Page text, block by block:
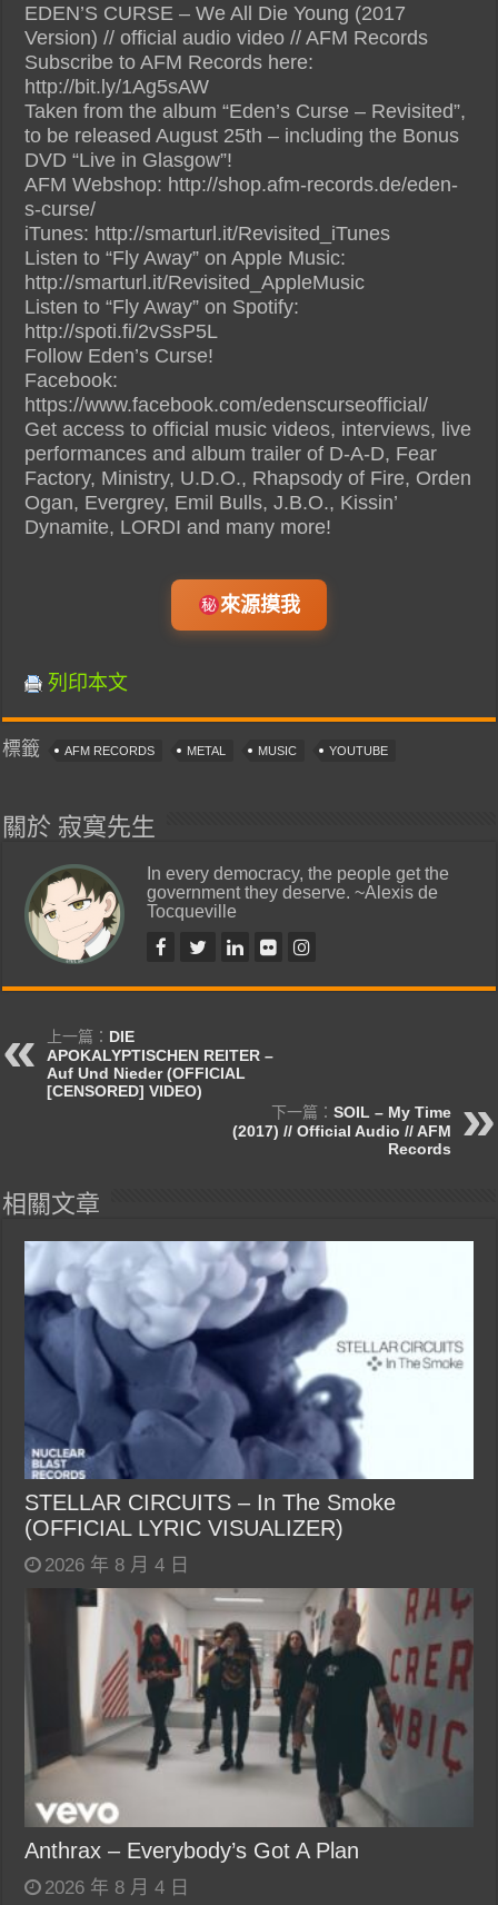
EDEN’S CURSE – We All Die Young (2017
Version) // official audio video // AFM Records
Subscribe to AFM Records here:
http://bit.ly/1Ag5sAW
Taken from the album “Eden’s Curse – Revisited”,
to be released August 25th – including the Bonus
DVD “Live in Glasgow”!
AFM Webshop: http://shop.afm-records.de/eden-
s-curse/
iTunes: http://smarturl.it/Revisited_iTunes
Listen to “Fly Away” on Apple Music:
http://smarturl.it/Revisited_AppleMusic
Listen to “Fly Away” on Spotify:
http://spoti.fi/2vSsP5L
Follow Eden’s Curse!
Facebook:
https://www.facebook.com/edenscurseofficial/
Get access to official music videos, interviews, live
performances and album trailer of D-A-D, Fear
Factory, Ministry, U.D.O., Rhapsody of Fire, Orden
Ogan, Evergrey, Emil Bulls, J.B.O., Kissin’
Dynamite, LORDI and many more!
來源摸我
列印本文
標籤 AFM RECORDS METAL MUSIC YOUTUBE
關於 寂寞先生
In every democracy, the people get the
government they deserve. ~Alexis de
Tocqueville
上一篇： DIE
APOKALYPTISCHEN REITER –
Auf Und Nieder (OFFICIAL
[CENSORED] VIDEO)
下一篇： SOIL – My Time
(2017) // Official Audio // AFM
Records
相關文章
STELLAR CIRCUITS – In The Smoke
(OFFICIAL LYRIC VISUALIZER)
2026 年 8 月 4 日
Anthrax – Everybody’s Got A Plan
2026 年 8 月 4 日